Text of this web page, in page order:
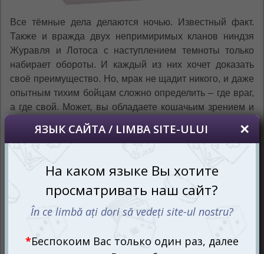
Все тёмные дела делаются ночью. Известный факт.
Также и вражда двух непримиримых кланов ниндзя
Журавля и Лотоса с наступлением темноты только
набирает обороты. И каждый из них хочет доказать
своё преимущество. Но, мрак не щадит никого, и даже
опытным тихим бойцам сложно определить – где враг,
а где свой. Может, вы обладаете кошачьим зрением и
сможете провести свой род к победе в настольной
игре Ночь ниндзя (Night of the Ninja)?
Ночь ниндзя предназначена для 4-11 игроков от 12 лет.
В ходе игры вам придётся делать намёки, но не
говорить прямо, и постараться выжить после
очередной ночи.
Город засыпает, ниндзя вновь